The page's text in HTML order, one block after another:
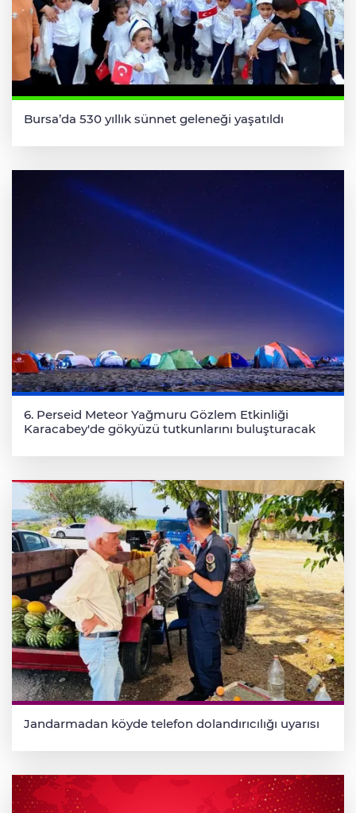
Bursa’da 530 yıllık sünnet geleneği yaşatıldı
6. Perseid Meteor Yağmuru Gözlem Etkinliği
Karacabey'de gökyüzü tutkunlarını buluşturacak
Jandarmadan köyde telefon dolandırıcılığı uyarısı